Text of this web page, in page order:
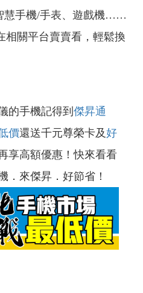
慧手機/手表、遊戲機……
相關平台賣賣看，輕鬆換
手機記得到 傑昇通
價還送千元尊榮卡及好
享高額優惠！快來看看
．來傑昇．好節省！